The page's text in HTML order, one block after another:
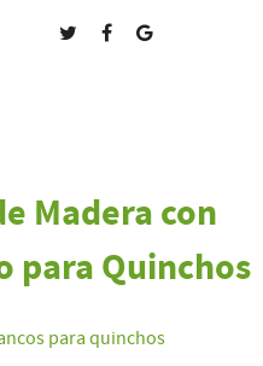
Madera con
para Quinchos
para quinchos